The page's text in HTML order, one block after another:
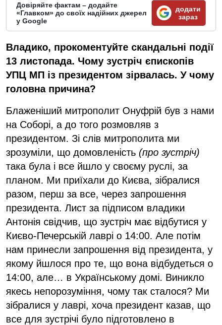
Довіряйте фактам – додайте
«Главком» до своїх надійних джерел
у Google
додати
зараз
Владико, прокоментуйте скандальні події
13 листопада. Чому зустріч єпископів
УПЦ МП із президентом зірвалась. У чому
головна причина?
Блаженіший митрополит Онуфрій був з нами
на Соборі, а до того розмовляв з
президентом. Зі слів митрополита ми
зрозуміли, що домовленість (про зустріч)
така була і все йшло у своєму руслі, за
планом. Ми приїхали до Києва, зібралися
разом, перш за все, через запрошення
президента. Лист за підписом владики
Антонія свідчив, що зустріч має відбутися у
Києво-Печерській лаврі о 14:00. Але потім
нам принесли запрошення від президента, у
якому йшлося про те, що вона відбудеться о
14:00, але… в Українському домі. Виникло
якесь непорозуміння, чому так сталося? Ми
зібралися у лаврі, хоча президент казав, що
все для зустрічі було підготовлено в